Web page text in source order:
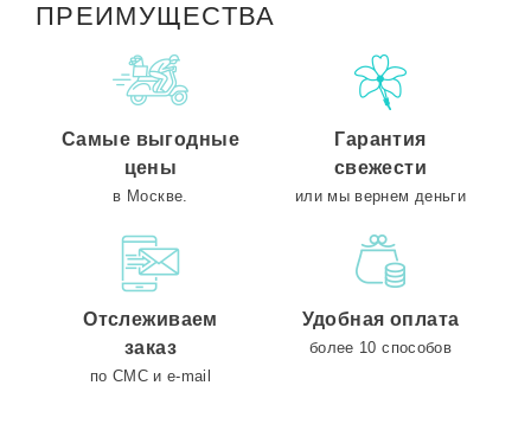
ПРЕИМУЩЕСТВА
Самые выгодные
цены
в Москве.
Гарантия
свежести
или мы вернем деньги
Отслеживаем
заказ
по СМС и e-mail
Удобная оплата
более 10 способов